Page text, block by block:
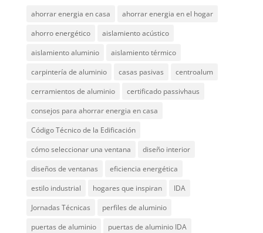
ahorrar energia en casa
ahorrar energia en el hogar
ahorro energético
aislamiento acústico
aislamiento aluminio
aislamiento térmico
carpintería de aluminio
casas pasivas
centroalum
cerramientos de aluminio
certificado passivhaus
consejos para ahorrar energia en casa
Código Técnico de la Edificación
cómo seleccionar una ventana
diseño interior
diseños de ventanas
eficiencia energética
estilo industrial
hogares que inspiran
IDA
Jornadas Técnicas
perfiles de aluminio
puertas de aluminio
puertas de aluminio IDA